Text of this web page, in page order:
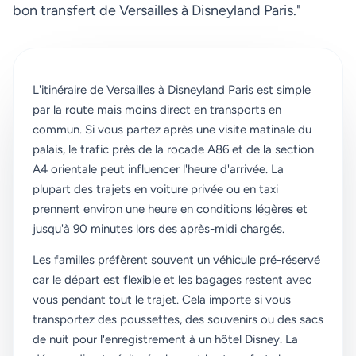
bon transfert de Versailles à Disneyland Paris."
L'itinéraire de Versailles à Disneyland Paris est simple
par la route mais moins direct en transports en
commun. Si vous partez après une visite matinale du
palais, le trafic près de la rocade A86 et de la section
A4 orientale peut influencer l'heure d'arrivée. La
plupart des trajets en voiture privée ou en taxi
prennent environ une heure en conditions légères et
jusqu'à 90 minutes lors des après-midi chargés.
Les familles préfèrent souvent un véhicule pré-réservé
car le départ est flexible et les bagages restent avec
vous pendant tout le trajet. Cela importe si vous
transportez des poussettes, des souvenirs ou des sacs
de nuit pour l'enregistrement à un hôtel Disney. La